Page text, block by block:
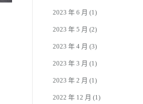
2023 年 6 月 (1)
2023 年 5 月 (2)
2023 年 4 月 (3)
2023 年 3 月 (1)
2023 年 2 月 (1)
2022 年 12 月 (1)